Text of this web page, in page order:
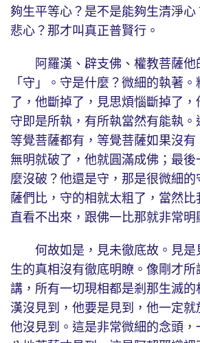
夠生平等心？是不是能夠生清淨心
悲心？那才叫真正普賢行。
阿羅漢、辟支佛、權教菩薩他
「守」。守是什麼？微細的執著
了，他斷掉了，見思煩惱斷掉了，
守即是所執，有所執當然有能執。
等覺菩薩都有，等覺菩薩如果沒有
無明就破了，他就圓滿成佛；最
麼沒破？他還是守，那是很微細
薩們比，守的相就太粗了，當然
直看不出來，跟佛一比那就非常明
何故如是，見未徹底故。見是
生的真相沒有徹底明瞭。像剛才所
講，所有一切現相都是剎那生滅的
漢沒見到，他要是見到，他一定就
他沒見到。這是非常微細的念頭，